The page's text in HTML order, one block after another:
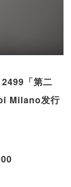
「第二
Milano发行